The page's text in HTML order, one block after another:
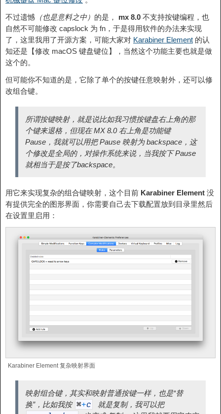
不过遗憾 （也是意料之中） 的是， mx 8.0 不支持按键编程，也
自然不可能修改 capslock 为 fn，于是得用软件的办法来实现
了，这里我用了开源方案，可能大家对 Karabiner Element 的认
知还是【修改 macOS 键盘键位】，当然这个功能主要也就是做
这个的。
但可能你不知道的是，它除了单个的按键任意映射外，还可以修
改组合键。
所谓按键映射，就是说比如我习惯按键盘右上角的那
个键来退格，但现在 MX 8.0 右上角是功能键
Pause，我就可以用把 Pause 映射为 backspace，这
个修改是全局的，对操作系统来说，当我按下 Pause
就相当于是按了backspace。
用它来实现复杂的组合键映射，这个目前 Karabiner Element 没
有提供完全的图形界面，你需要自己去下载配置放到目录里然后
在设置里启用：
Karabiner Element 复杂映射界面
映射组合键，其实和映射普通按键一样，也是“替
换”，比如我按 ⌘+c 就是复制，我可以把